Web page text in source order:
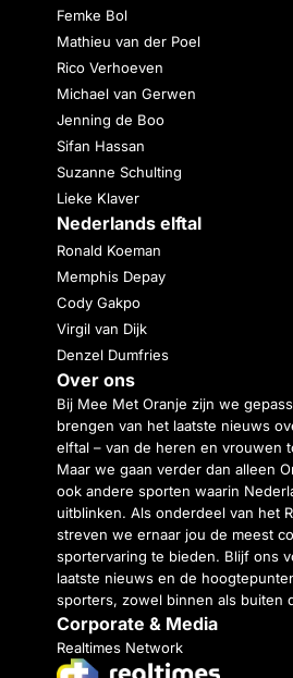
Femke Bol
Mathieu van der Poel
Rico Verhoeven
Michael van Gerwen
Jenning de Boo
Sifan Hassan
Suzanne Schulting
Lieke Klaver
Nederlands elftal
Ronald Koeman
Memphis Depay
Cody Gakpo
Virgil van Dijk
Denzel Dumfries
Over ons
Bij Mee Met Oranje zijn we
brengen van het laatste nieuws
elftal – van de heren en vrouwen
Maar we gaan verder dan alleen
ook andere sporten waarin
uitblinken. Als onderdeel van het
streven we ernaar jou de meest
sportervaring te bieden. Blijf ons
laatste nieuws en de
sporters, zowel binnen als buiten
Corporate & Media
Realtimes Network